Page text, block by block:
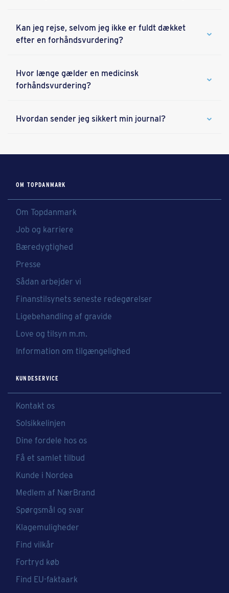
Kan jeg rejse, selvom jeg ikke er fuldt dækket
efter en forhåndsvurdering?
Hvor længe gælder en medicinsk
forhåndsvurdering?
Hvordan sender jeg sikkert min journal?
OM TOPDANMARK
Om Topdanmark
Job og karriere
Bæredygtighed
Presse
Sådan arbejder vi
Finanstilsynets seneste redegørelser
Ligebehandling af gravide
Love og tilsyn m.m.
Information om tilgængelighed
KUNDESERVICE
Kontakt os
Solsikkelinjen
Dine fordele hos os
Få et samlet tilbud
Kunde i Nordea
Medlem af NærBrand
Spørgsmål og svar
Klagemuligheder
Find vilkår
Fortryd køb
Find EU-faktaark